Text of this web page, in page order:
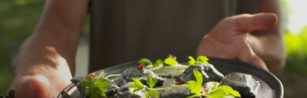
Okrasa łamie przepisy